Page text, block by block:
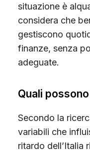
situazione è
considera che
gestiscono
finanze, senza
adeguate.
Quali
Secondo la
variabili che
ritardo dell’Italia